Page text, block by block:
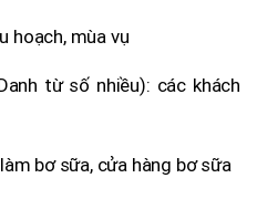
hoạch, mùa vụ
từ số nhiều): các khách
bơ sữa, cửa hàng bơ sữa